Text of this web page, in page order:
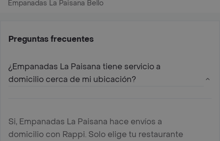
Empanadas La Paisana Bello
Preguntas frecuentes
¿Empanadas La Paisana tiene servicio a
domicilio cerca de mi ubicación?
Si, Empanadas La Paisana hace envíos a
domicilio con Rappi. Solo elige tu restaurante